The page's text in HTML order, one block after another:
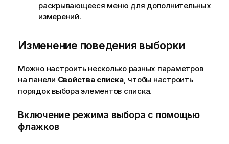
раскрывающееся меню для дополнительных
измерений.
Изменение поведения выборки
Можно настроить несколько разных параметров
на панели Свойства списка, чтобы настроить
порядок выбора элементов списка.
Включение режима выбора с помощью
флажков